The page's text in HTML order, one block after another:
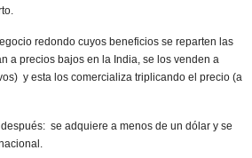
redondo cuyos beneficios se reparten las
a precios bajos en la India, se los venden a
y esta los comercializa triplicando el precio (a
se adquiere a menos de un dólar y se